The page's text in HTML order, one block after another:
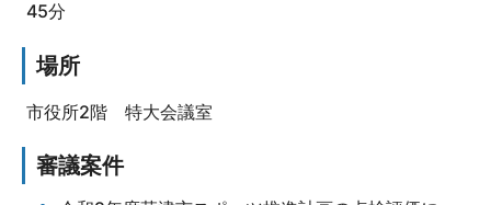
45分
場所
市役所2階 特大会議室
審議案件